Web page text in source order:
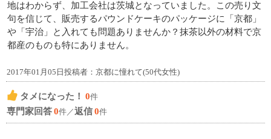
地はわからず、加工会社は茨城となっていました。この売り文
句を信じて、販売するパウンドケーキのパッケージに「京都」
や「宇治」と入れても問題ありませんか？抹茶以外の材料で京
都産のものも特にありません。
2017年01月05日投稿者：京都に憧れて(50代女性)
タメになった！ 0件
専門家回答0件／返信0件